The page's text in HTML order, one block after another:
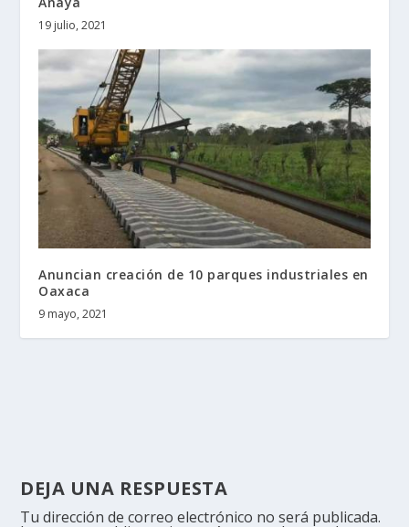
19 julio, 2021
Anuncian creación de 10 parques industriales en
Oaxaca
9 mayo, 2021
DEJA UNA RESPUESTA
Tu dirección de correo electrónico no será publicada.